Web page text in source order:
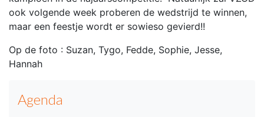
ook volgende week proberen de wedstrijd te winnen,
maar een feestje wordt er sowieso gevierd!!
Op de foto : Suzan, Tygo, Fedde, Sophie, Jesse,
Hannah
Agenda